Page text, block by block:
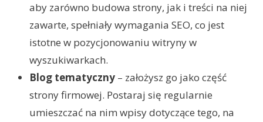
aby zarówno budowa strony, jak i treści na niej
zawarte, spełniały wymagania SEO, co jest
istotne w pozycjonowaniu witryny w
wyszukiwarkach.
Blog tematyczny – założysz go jako część
strony firmowej. Postaraj się regularnie
umieszczać na nim wpisy dotyczące tego, na